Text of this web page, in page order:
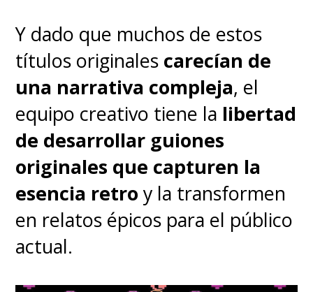
Y dado que muchos de estos
títulos originales carecían de
una narrativa compleja, el
equipo creativo tiene la libertad
de desarrollar guiones
originales que capturen la
esencia retro y la transformen
en relatos épicos para el público
actual.